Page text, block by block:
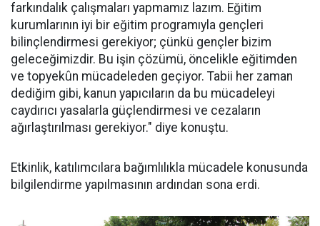
farkındalık çalışmaları yapmamız lazım. Eğitim
kurumlarının iyi bir eğitim programıyla gençleri
bilinçlendirmesi gerekiyor; çünkü gençler bizim
geleceğimizdir. Bu işin çözümü, öncelikle eğitimden
ve topyekûn mücadeleden geçiyor. Tabii her zaman
dediğim gibi, kanun yapıcıların da bu mücadeleyi
caydırıcı yasalarla güçlendirmesi ve cezaların
ağırlaştırılması gerekiyor." diye konuştu.
Etkinlik, katılımcılara bağımlılıkla mücadele konusunda
bilgilendirme yapılmasının ardından sona erdi.